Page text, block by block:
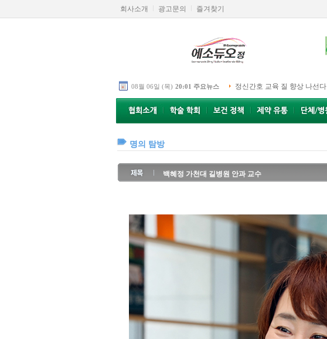
회사소개 광고문의 즐겨찾기
08월 06일 (목) 20:01 주요뉴스 정신간호 교육 질 향상 나선다
명의 탐방
백혜정 가천대 길병원 안과 교수